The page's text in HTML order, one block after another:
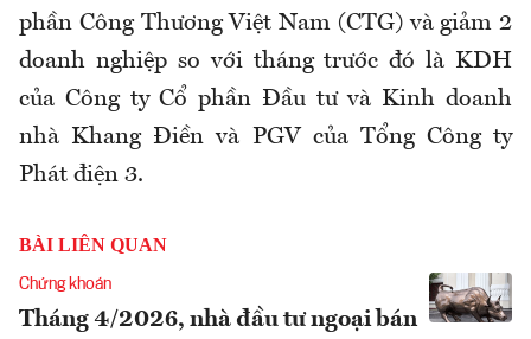
phần Công Thương Việt Nam (CTG) và giảm 2
doanh nghiệp so với tháng trước đó là KDH
của Công ty Cổ phần Đầu tư và Kinh doanh
nhà Khang Điền và PGV của Tổng Công ty
Phát điện 3.
BÀI LIÊN QUAN
Chứng khoán
Tháng 4/2026, nhà đầu tư ngoại bán